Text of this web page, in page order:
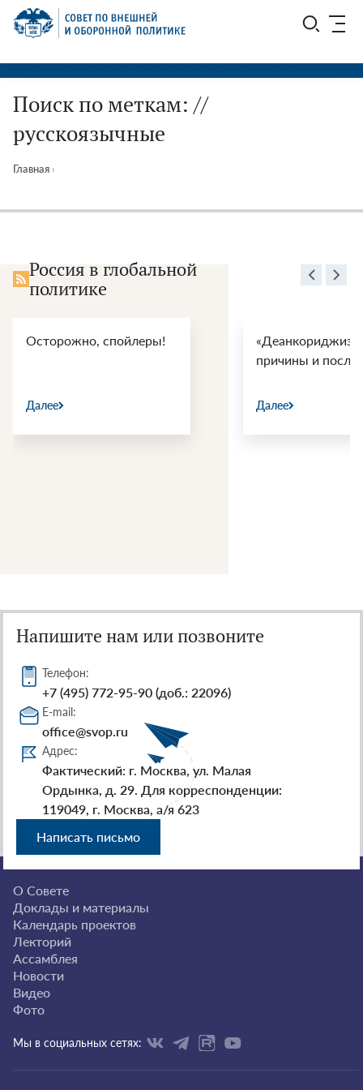
Перейти
СВОП
Поиск по меткам: //
русскоязычные
Главная ›
Россия в глобальной
политике
Осторожно, спойлеры!
Далее
причины и
Далее
Напишите нам или позвоните
Телефон:
+7 (495) 772-95-90 (доб.: 22096)
E-mail:
office@svop.ru
Адрес:
Фактический: г. Москва, ул. Малая
Ордынка, д. 29. Для корреспонденции:
119049, г. Москва, а/я 623
Написать письмо
О Совете
Доклады и материалы
Календарь проектов
Лекторий
Ассамблея
Новости
Видео
Фото
Мы в социальных сетях: